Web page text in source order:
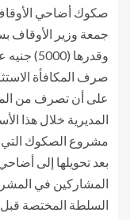
صكوك أضاحي
جمعة وزير الأوقاف
وقدرها
على أن تصرف من
المديرية خلال هذا
مشروع الصكوك التي
بعد تحويلها إلى
المشاركين في
السلطة المختصة